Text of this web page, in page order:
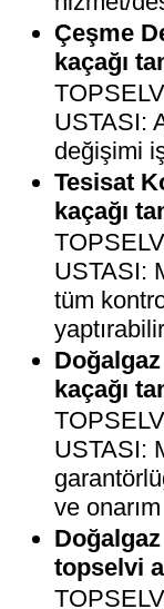
Çeşme
kaçağı
USTASI:
değişimi
Tesisat
kaçağı
USTASI:
tüm
kaçağı
USTASI:
ve
topselvi